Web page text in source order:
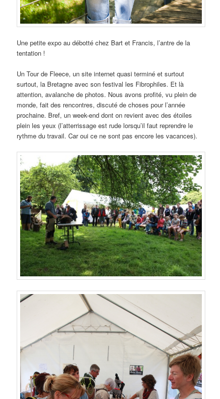
Une petite expo au débotté chez Bart et Francis, l’antre de la
tentation !
Un Tour de Fleece, un site internet quasi terminé et surtout
surtout, la Bretagne avec son festival les Fibrophiles. Et là
attention, avalanche de photos. Nous avons profité, vu plein de
monde, fait des rencontres, discuté de choses pour l’année
prochaine. Bref, un week-end dont on revient avec des étoiles
plein les yeux (l’atterrissage est rude lorsqu’il faut reprendre le
rythme du travail. Car oui ce ne sont pas encore les vacances).